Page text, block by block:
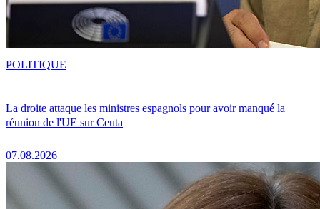
La droite attaque les ministres espagnols pour avoir manqué la
réunion de l'UE sur Ceuta
07.08.2026
POLITIQUE